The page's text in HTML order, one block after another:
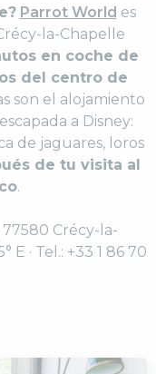
Parrot World es
la-Chapelle
en coche de
del centro de
son el alojamiento
a Disney:
de jaguares, loros
de tu visita al
.
Crécy-la-
E · Tel.: +33 1 86 70